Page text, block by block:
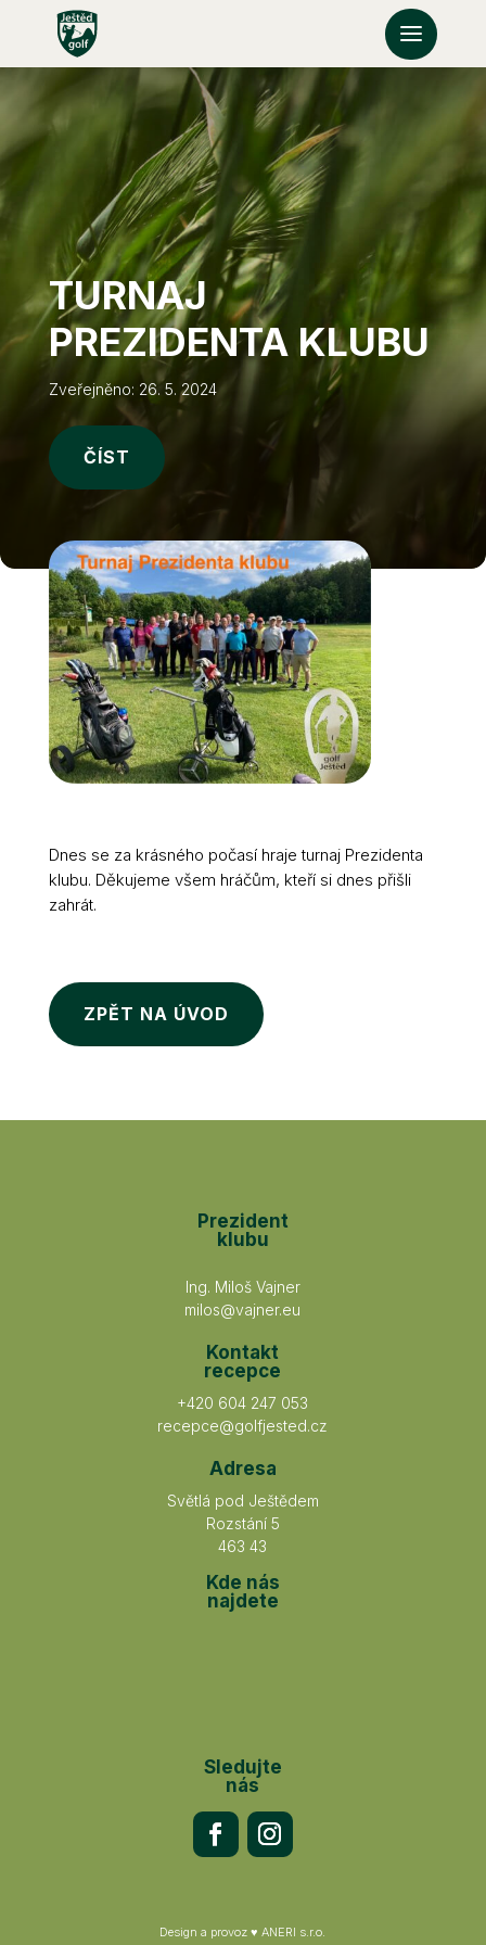
TURNAJ
PREZIDENTA KLUBU
Zveřejněno: 26. 5. 2024
ČÍST
Dnes se za krásného počasí hraje turnaj Prezidenta
klubu. Děkujeme všem hráčům, kteří si dnes přišli
zahrát.
ZPĚT NA ÚVOD
Prezident
klubu
Ing. Miloš Vajner
milos@vajner.eu
Kontakt
recepce
+420 604 247 053
recepce@golfjested.cz
Adresa
Světlá pod Ještědem
Rozstání 5
463 43
Kde nás
najdete
Sledujte
nás
Design a provoz ♥ANERI s.r.o.